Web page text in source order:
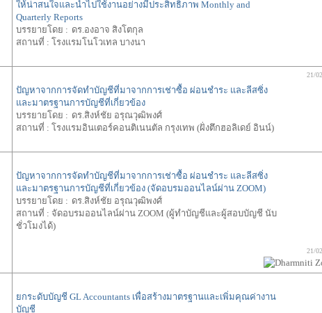
ให้น่าสนใจและนำไปใช้งานอย่างมีประสิทธิภาพ Monthly and
Quarterly Reports
บรรยายโดย : ดร.องอาจ สิงโตกุล
สถานที่ : โรงแรมโนโวเทล บางนา
ปัญหาจากการจัดทำบัญชีที่มาจากการเช่าซื้อ ผ่อนชำระ และลีสซิ่ง
และมาตรฐานการบัญชีที่เกี่ยวข้อง
บรรยายโดย : ดร.สิงห์ชัย อรุณวุฒิพงศ์
สถานที่ : โรงแรมอินเตอร์คอนติเนนตัล กรุงเทพ (ฝั่งตึกฮอลิเดย์ อินน์)
21/
ปัญหาจากการจัดทำบัญชีที่มาจากการเช่าซื้อ ผ่อนชำระ และลีสซิ่ง
และมาตรฐานการบัญชีที่เกี่ยวข้อง (จัดอบรมออนไลน์ผ่าน ZOOM)
บรรยายโดย : ดร.สิงห์ชัย อรุณวุฒิพงศ์
สถานที่ : จัดอบรมออนไลน์ผ่าน ZOOM (ผู้ทำบัญชีและผู้สอบบัญชี นับ
ชั่วโมงได้)
21/
ยกระดับบัญชี GL Accountants เพื่อสร้างมาตรฐานและเพิ่มคุณค่างาน
บัญชี